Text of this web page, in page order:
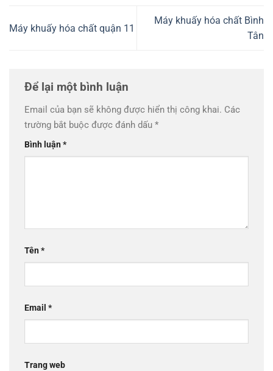
Máy khuấy hóa chất quận 11
Máy khuấy hóa chất Bình
Tân
Để lại một bình luận
Email của bạn sẽ không được hiển thị công khai. Các
trường bắt buộc được đánh dấu *
Bình luận*
Tên*
Email *
Trang web